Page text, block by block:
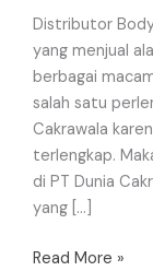
Distributor
yang menjual
berbagai
salah satu
Cakrawala
terlengkap.
di PT Dunia
yang […]
Read More »